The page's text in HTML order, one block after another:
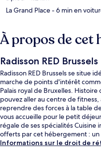
La Grand Place- 6 min en
À propos de cet
Radisson RED Brussels
Radisson RED Brussels se situe
marche de points d'intérêt
Palais royal de Bruxelles.
pouvez aller au centre de
reprendre des forces à la table
vous accueille pour le petit
régale de ses spécialités Cuisine
offerts par cet hébergement : un
bar/une épicerie fine. Les autres
Informations sur le droit de